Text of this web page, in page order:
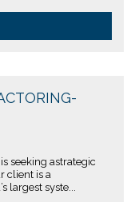
seeking astrategic
client is a
largest syste...